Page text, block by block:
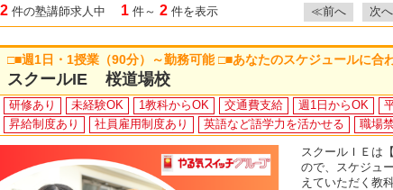
2 件の塾講師求人中 1 件～ 2 件を表示 ≪前へ 次
□■週1日・1授業（90分）～勤務可能 □■あなたのスケジュールに合
スクールIE 桜道場校
研修あり 未経験OK 1教科からOK 交通費支給 週1日からOK
昇給制度あり
社員雇用制度あり 英語など語学力を活かせる 職場
スクールＩＥは
ので、スケジュ
えていただく教